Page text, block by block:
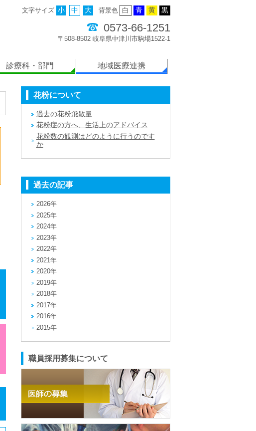
背景色 白 青 黄 黒
文字サイズ 小 中 大
0573-66-1251
〒508-8502 岐阜県中津川市駒場1522-1
診療科・部門 地域医療連携
花粉について
過去の花粉飛散量
花粉症の方へ、生活上のアドバイス
花粉数の観測はどのように行うのです
か
過去の記事
2026年
2025年
2024年
2023年
2022年
2021年
2020年
2019年
2018年
2017年
2016年
2015年
職員採用募集について